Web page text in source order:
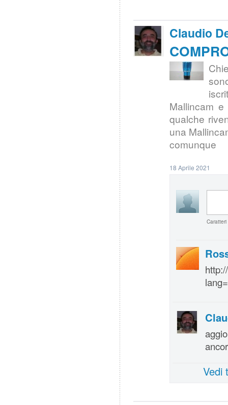
Claudio
Mallincam
qualche
una
comunque
18 Aprile 2021
Vedi